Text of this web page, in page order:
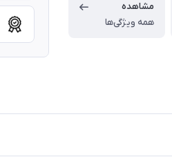
مشاهده
همه ویژگی‌ها